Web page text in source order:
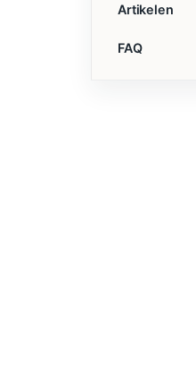
Artikelen
FAQ